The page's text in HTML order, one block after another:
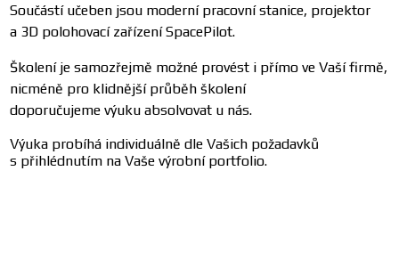
Součástí učeben jsou moderní pracovní stanice, projektor
a 3D polohovací zařízení SpacePilot.
Školení je samozřejmě možné provést i přímo ve Vaší firmě,
nicméně pro klidnější průběh školení
doporučujeme výuku absolvovat u nás.
Výuka probíhá individuálně dle Vašich požadavků
s přihlédnutím na Vaše výrobní portfolio.